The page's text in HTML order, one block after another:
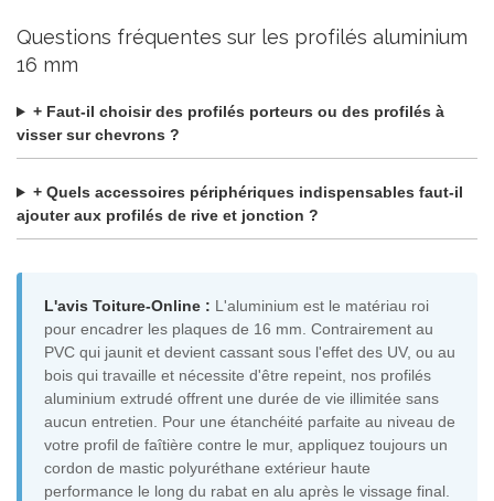
Questions fréquentes sur les profilés aluminium
16 mm
+ Faut-il choisir des profilés porteurs ou des profilés à
visser sur chevrons ?
+ Quels accessoires périphériques indispensables faut-il
ajouter aux profilés de rive et jonction ?
L'avis Toiture-Online : L'aluminium est le matériau roi
pour encadrer les plaques de 16 mm. Contrairement au
PVC qui jaunit et devient cassant sous l'effet des UV, ou au
bois qui travaille et nécessite d'être repeint, nos profilés
aluminium extrudé offrent une durée de vie illimitée sans
aucun entretien. Pour une étanchéité parfaite au niveau de
votre profil de faîtière contre le mur, appliquez toujours un
cordon de mastic polyuréthane extérieur haute
performance le long du rabat en alu après le vissage final.